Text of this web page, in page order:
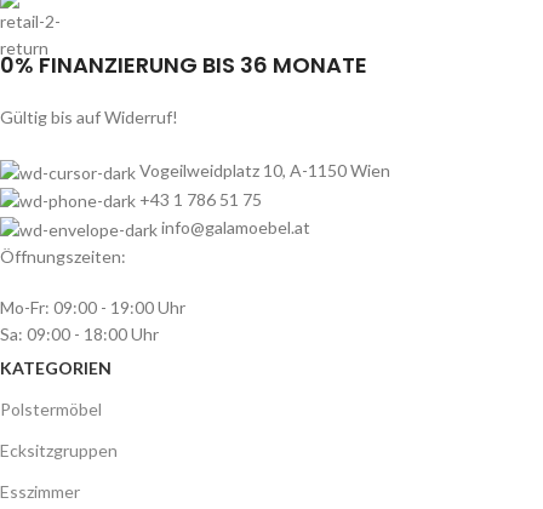
0% FINANZIERUNG BIS 36 MONATE
Gültig bis auf Widerruf!
Vogeilweidplatz 10, A-1150 Wien
+43 1 786 51 75
info@galamoebel.at
Öffnungszeiten:
Mo-Fr: 09:00 - 19:00 Uhr
Sa: 09:00 - 18:00 Uhr
KATEGORIEN
Polstermöbel
Ecksitzgruppen
Esszimmer